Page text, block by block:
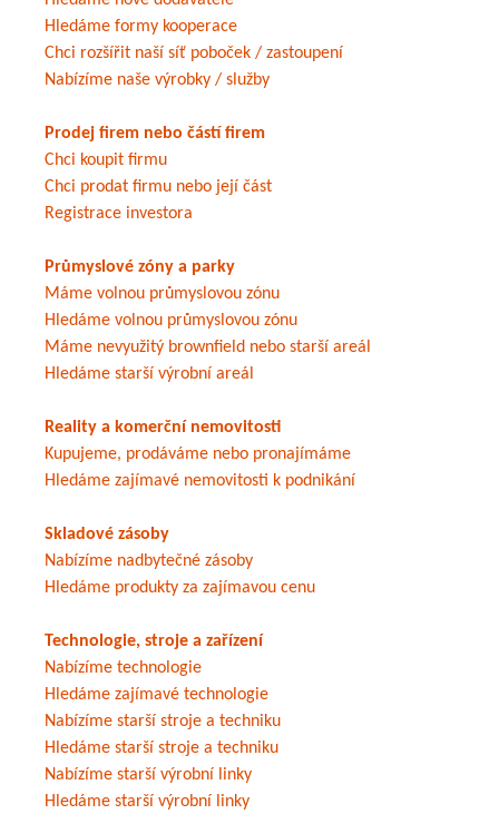
Hledáme formy kooperace
Chci rozšířit naší síť poboček / zastoupení
Nabízíme naše výrobky / služby
Prodej firem nebo částí firem
Chci koupit firmu
Chci prodat firmu nebo její část
Registrace investora
Průmyslové zóny a parky
Máme volnou průmyslovou zónu
Hledáme volnou průmyslovou zónu
Máme nevyužitý brownfield nebo starší areál
Hledáme starší výrobní areál
Reality a komerční nemovitosti
Kupujeme, prodáváme nebo pronajímáme
Hledáme zajímavé nemovitosti k podnikání
Skladové zásoby
Nabízíme nadbytečné zásoby
Hledáme produkty za zajímavou cenu
Technologie, stroje a zařízení
Nabízíme technologie
Hledáme zajímavé technologie
Nabízíme starší stroje a techniku
Hledáme starší stroje a techniku
Nabízíme starší výrobní linky
Hledáme starší výrobní linky